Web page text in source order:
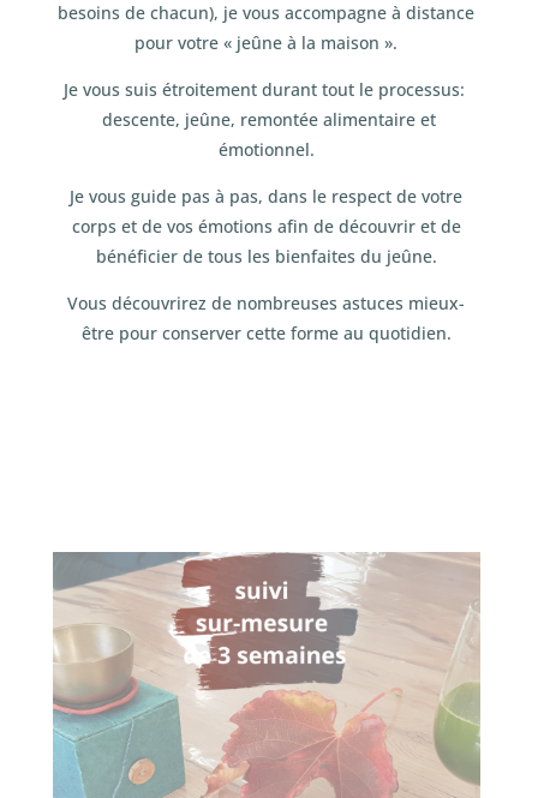
besoins de chacun), je vous accompagne à distance
pour votre « jeûne à la maison ».
Je vous suis étroitement durant tout le processus:
descente, jeûne, remontée alimentaire et
émotionnel.
Je vous guide pas à pas, dans le respect de votre
corps et de vos émotions afin de découvrir et de
bénéficier de tous les bienfaites du jeûne.
Vous découvrirez de nombreuses astuces mieux-
être pour conserver cette forme au quotidien.